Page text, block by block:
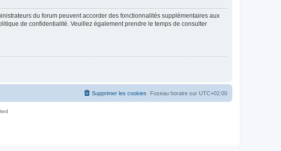
du forum peuvent accorder des fonctionnalités supplémentaires aux
de confidentialité. Veuillez également prendre le temps de consulter
Fuseau horaire sur UTC+02:00
Supprimer les cookies